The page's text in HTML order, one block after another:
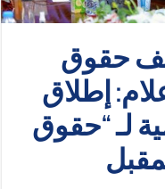
حقوق
إطلاق
لـ “حقوق